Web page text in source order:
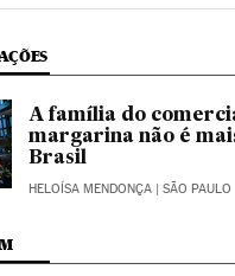
A família do
margarina não é
Brasil
HELOÍSA MENDONÇA | SÃO PAULO